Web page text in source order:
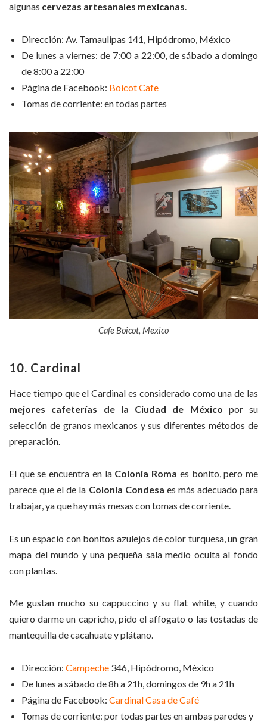
algunas cervezas artesanales mexicanas.
Dirección: Av. Tamaulipas 141, Hipódromo, México
De lunes a viernes: de 7:00 a 22:00, de sábado a domingo
de 8:00 a 22:00
Página de Facebook: Boicot Cafe
Tomas de corriente: en todas partes
Cafe Boicot, Mexico
10. Cardinal
Hace tiempo que el Cardinal es considerado como una de las
mejores cafeterías de la Ciudad de México por su
selección de granos mexicanos y sus diferentes métodos de
preparación.
El que se encuentra en la Colonia Roma es bonito, pero me
parece que el de la Colonia Condesa es más adecuado para
trabajar, ya que hay más mesas con tomas de corriente.
Es un espacio con bonitos azulejos de color turquesa, un gran
mapa del mundo y una pequeña sala medio oculta al fondo
con plantas.
Me gustan mucho su cappuccino y su flat white, y cuando
quiero darme un capricho, pido el affogato o las tostadas de
mantequilla de cacahuate y plátano.
Dirección: Campeche 346, Hipódromo, México
De lunes a sábado de 8h a 21h, domingos de 9h a 21h
Página de Facebook: Cardinal Casa de Café
Tomas de corriente: por todas partes en ambas paredes y